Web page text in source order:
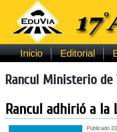
Inicio Editorial
Rancul Ministerio
Rancul adhirió a la
Publicado